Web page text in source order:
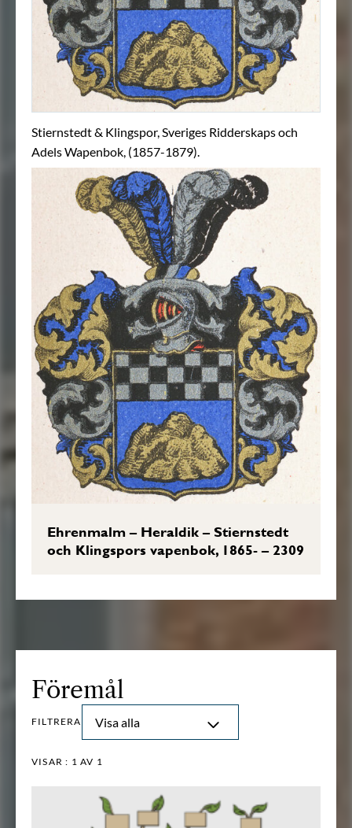
Stiernstedt & Klingspor, Sveriges Ridderskaps och
Adels Wapenbok, (1857-1879).
Ehrenmalm – Heraldik – Stiernstedt
och Klingspors vapenbok, 1865- – 2309
Föremål
FILTRERA Visa alla
VISAR : 1 AV 1